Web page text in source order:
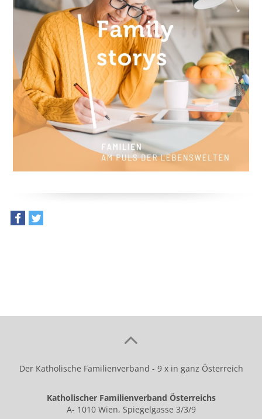
Der Katholische Familienverband - 9 x in ganz Österreich
Katholischer Familienverband Österreichs
A- 1010 Wien, Spiegelgasse 3/3/9